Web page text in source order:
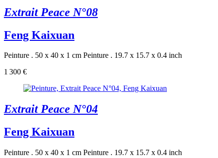
Extrait Peace N°08
Feng Kaixuan
Peinture . 50 x 40 x 1 cm Peinture . 19.7 x 15.7 x 0.4 inch
1 300 €
Extrait Peace N°04
Feng Kaixuan
Peinture . 50 x 40 x 1 cm Peinture . 19.7 x 15.7 x 0.4 inch